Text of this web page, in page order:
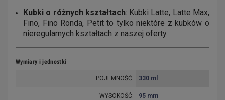
Kubki o różnych kształtach: Kubki Latte, Latte Max,
Fino, Fino Ronda, Petitto tylko niektóre z kubków o
nieregularnych kształtach z naszej oferty.
Wymiary i jednostki
POJEMNOŚĆ: 330 ml
WYSOKOŚĆ: 95 mm